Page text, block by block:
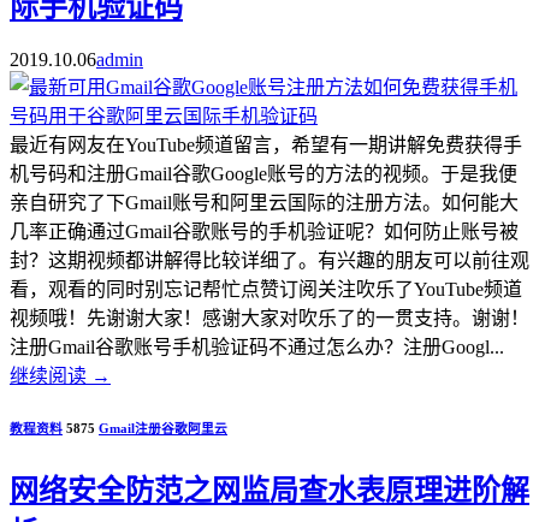
际手机验证码
2019.10.06admin
最近有网友在YouTube频道留言，希望有一期讲解免费获得手
机号码和注册Gmail谷歌Google账号的方法的视频。于是我便
亲自研究了下Gmail账号和阿里云国际的注册方法。如何能大
几率正确通过Gmail谷歌账号的手机验证呢？如何防止账号被
封？这期视频都讲解得比较详细了。有兴趣的朋友可以前往观
看，观看的同时别忘记帮忙点赞订阅关注吹乐了YouTube频道
视频哦！先谢谢大家！感谢大家对吹乐了的一贯支持。谢谢！
注册Gmail谷歌账号手机验证码不通过怎么办？注册Googl...
继续阅读 →
教程资料 5875 Gmail注册谷歌阿里云
网络安全防范之网监局查水表原理进阶解